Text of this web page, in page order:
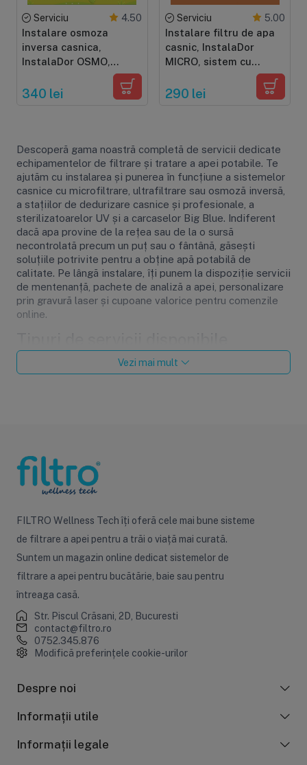
Serviciu 4.50
Instalare osmoza
inversa casnica,
InstalaDor OSMO,
sisteme cu osmoza
inversa, 3-7 stadii,
340 lei
Serviciu 5.00
Instalare filtru de apa
casnic, InstalaDor
MICRO, sistem cu
ultrafiltrare
290 lei
Descoperă gama noastră completă de servicii dedicate
echipamentelor de filtrare și tratare a apei potabile. Te
ajutăm cu instalarea și punerea în funcțiune a sistemelor
casnice cu microfiltrare, ultrafiltrare sau osmoză inversă,
a stațiilor de dedurizare casnice și profesionale, a
sterilizatoarelor UV și a carcaselor Big Blue. Indiferent
dacă apa provine de la rețea sau de la o sursă
necontrolată precum un puț sau o fântână, găsești
soluțiile potrivite pentru a obține apă potabilă de
calitate. Pe lângă instalare, îți punem la dispoziție servicii
de mentenanță, pachete de analiză a apei, personalizare
prin gravură laser și cupoane valorice pentru comenzile
online.
Categoria noastră de servicii acoperă tot ce ai nevoie
pentru instalarea, întreținerea și optimizarea
Echipa noastră instalează și pune în funcțiune o gamă
variată de sisteme de filtrare a apei, adaptate atât pentru
locuințe, cât și pentru utilizare profesională:
InstalaDor MICRO
– instalare filtru de apă
casnic, sistem cu microfiltrare sau ultrafiltrare.
InstalaDor OSMO – instalare osmoză inversă
casnică, sisteme cu 3-7 stadii, clasică sau direct
flow.
InstalaDor CABINET
dedurizare casnică, dedurizator cabinet de 10-37
litri, cu prefiltru.
InstalaDor PRO – instalare stație de dedurizare
profesională, dedurizator simplex de 37-200 litri,
InstalaDor UV
cu ultraviolete de putere 6-165W.
InstalaDor Big Blue
individuală sau set de 2-3 carcase.
Vezi mai mult
FILTRO Wellness Tech îți oferă cele mai bune sisteme
de filtrare a apei pentru a trăi o viață mai curată.
Suntem un magazin online dedicat sistemelor de
filtrare a apei pentru bucătărie, baie sau pentru
întreaga casă.
Str. Piscul Crăsani, 2D, Bucuresti
contact@filtro.ro
0752.345.876
Modifică preferințele cookie-urilor
Despre noi
Informații utile
Informații legale